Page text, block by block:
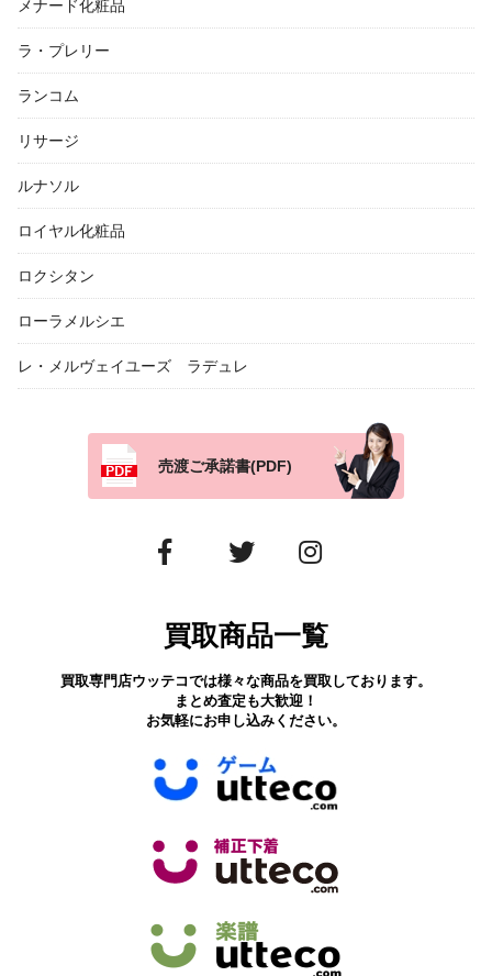
メナード化粧品
ラ・プレリー
ランコム
リサージ
ルナソル
ロイヤル化粧品
ロクシタン
ローラメルシエ
レ・メルヴェイユーズ ラデュレ
売渡ご承諾書(PDF)
買取商品一覧
買取専門店ウッテコでは様々な商品を買取しております。
まとめ査定も大歓迎！
お気軽にお申し込みください。